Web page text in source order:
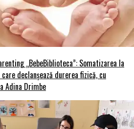
„BebeBiblioteca”: Somatizarea la
declanșează durerea fizică, cu
Adina Drimbe